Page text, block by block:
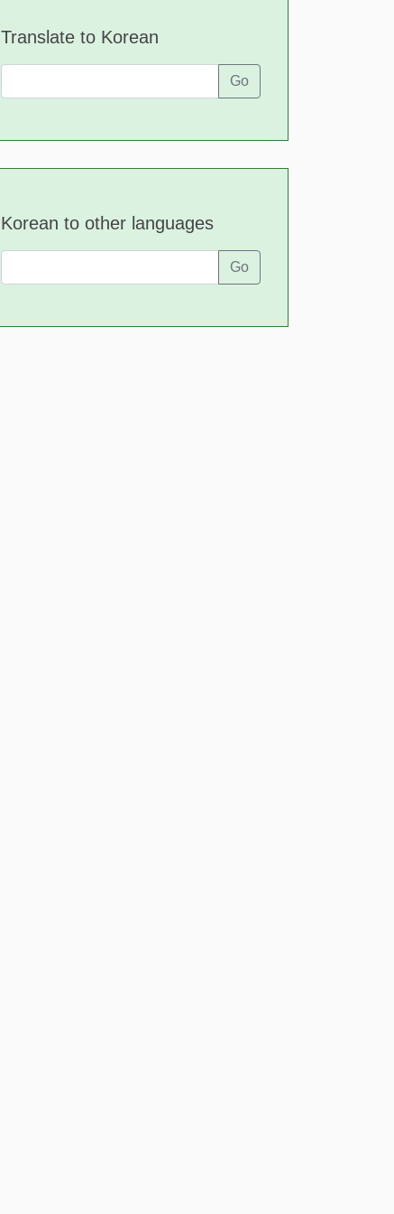
Translate to Korean
Go
Korean to other languages
Go